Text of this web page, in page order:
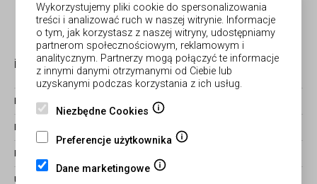
© Forges | wykonanie Netergo
informacje
USTAWIENIA COOKIES
obsługa zamówień
Wykorzystujemy pliki cookie do spersonalizowania
treści i analizować ruch w naszej witrynie. Informacje
o tym, jak korzystasz z naszej witryny, udostępniamy
partnerom społecznościowym, reklamowym i
analitycznym. Partnerzy mogą połączyć te informacje
z innymi danymi otrzymanymi od Ciebie lub
uzyskanymi podczas korzystania z ich usług.
Niezbędne Cookies
Preferencje użytkownika
Dane marketingowe